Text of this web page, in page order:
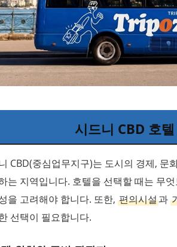
시드니 CBD 호
CBD(중심업무지구)는 도시의 경제, 문
는 지역입니다. 호텔을 선택할 때는 무
을 고려해야 합니다. 또한, 편의시설과
선택이 필요합니다.